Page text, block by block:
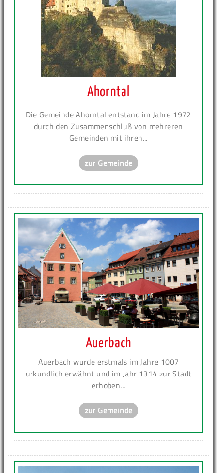
Ahorntal
Die Gemeinde Ahorntal entstand im Jahre 1972
durch den Zusammenschluß von mehreren
Gemeinden mit ihren...
zur Gemeinde
Auerbach
Auerbach wurde erstmals im Jahre 1007
urkundlich erwähnt und im Jahr 1314 zur Stadt
erhoben...
zur Gemeinde